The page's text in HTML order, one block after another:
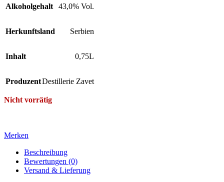
Alkoholgehalt 43,0% Vol.
Herkunftsland Serbien
Inhalt 0,75L
ProduzentDestillerie Zavet
Nicht vorrätig
Merken
Beschreibung
Bewertungen (0)
Versand & Lieferung